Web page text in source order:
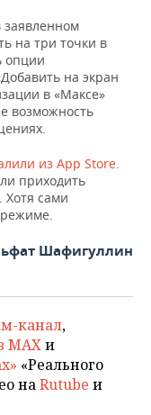
заявленном
на три точки в
опции
на экран
в «Максе»
возможность
из App Store
приходить
Хотя сами
Шафигуллин
канал,
MAXи
«Реального
наRutube и